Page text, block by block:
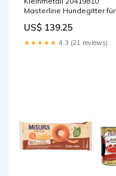
Masterline Hundegitter für
Starliner
US$ 139.25
★★★★★ 4.3 (21 reviews)